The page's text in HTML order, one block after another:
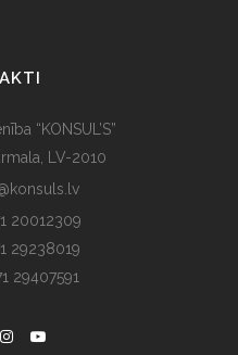
“KONSUL’S”
LV-2010
20012309
29238019
29407591